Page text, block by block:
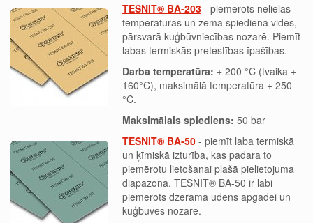
TESNIT® BA-203 - piemērots nelielas
temperatūras un zema spiediena vidēs,
pārsvarā kuģbūvniecības nozarē. Piemīt
labas termiskās pretestības īpašības.
Darba temperatūra: + 200 °C (tvaika +
160°C), maksimālā temperatūra + 250
°C.
Maksimālais spiediens: 50 bar
TESNIT® BA-50 - piemīt laba termiskā
un ķīmiskā izturība, kas padara to
piemērotu lietošanai plašā pielietojuma
diapazonā. TESNIT® BA-50 ir labi
piemērots dzeramā ūdens apgādei un
kuģbūves nozarē.